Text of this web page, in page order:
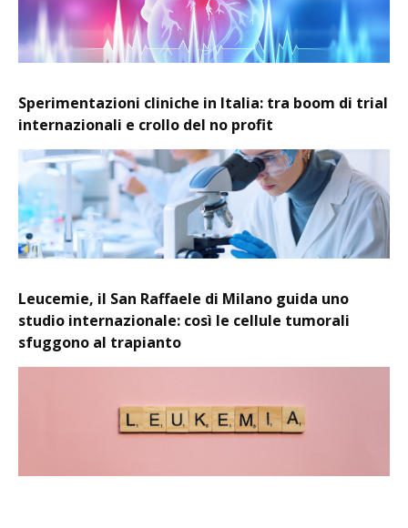
Sperimentazioni cliniche in Italia: tra boom di trial
internazionali e crollo del no profit
Leucemie, il San Raffaele di Milano guida uno
studio internazionale: così le cellule tumorali
sfuggono al trapianto